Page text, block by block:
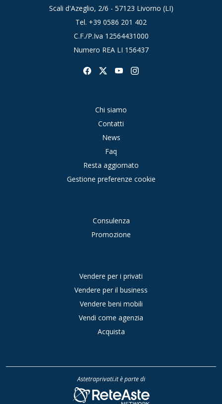
Scali d'Azeglio, 2/6 - 57123 Livorno (LI)
Tel. +39 0586 201 402
C.F./P.Iva 12564431000
Numero REA LI 156437
Chi siamo
Contatti
News
Faq
Resta aggiornato
Gestione preferenze cookie
Consulenza
Promozione
Vendere per i privati
Vendere per il business
Vendere beni mobili
Vendi come agenzia
Acquista
Astetraprivati.it è parte di